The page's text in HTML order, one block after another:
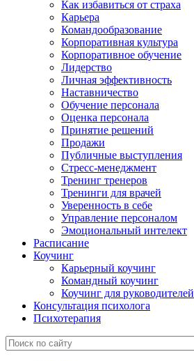
Как избавиться от страха
Карьера
Командообразование
Корпоративная культура
Корпоративное обучение
Лидерство
Личная эффективность
Наставничество
Обучение персонала
Оценка персонала
Принятие решений
Продажи
Публичные выступления
Стресс-менеджмент
Тренинг тренеров
Тренинги для врачей
Уверенность в себе
Управление персоналом
Эмоциональный интелект
Расписание
Коучинг
Карьерный коучинг
Командный коучинг
Коучинг для руководителей
Консультация психолога
Психотерапия